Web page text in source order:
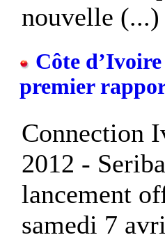
nouvelle (...)
Côte
premier
Connection
2012 -
lancement
samedi 7